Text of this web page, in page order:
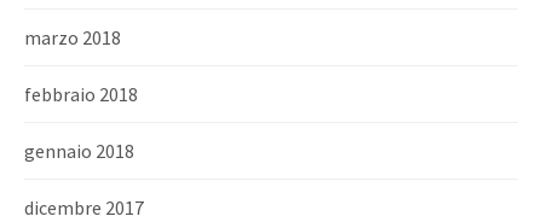
marzo 2018
febbraio 2018
gennaio 2018
dicembre 2017